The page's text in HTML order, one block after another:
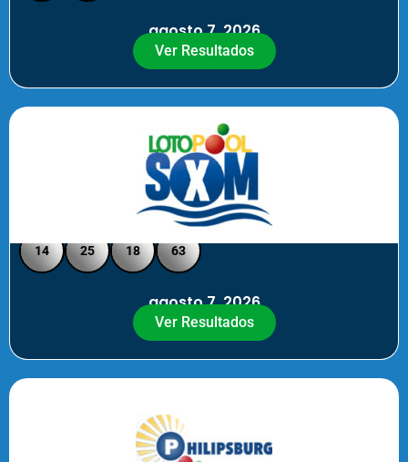
agosto 7, 2026
Ver Resultados
Loto Pool SXM Noche
14 25 18 63
agosto 7, 2026
Ver Resultados